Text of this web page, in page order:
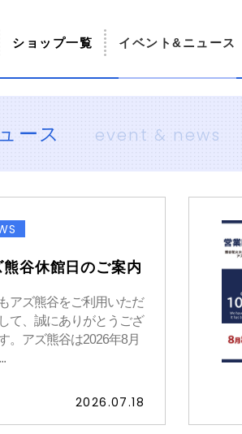
ショップ一覧 イベント&ニュース
ース event & news
熊谷休館日のご案内
アズ熊谷をご利用いただ
て、誠にありがとうござ
。アズ熊谷は2026年8月
2026.07.18